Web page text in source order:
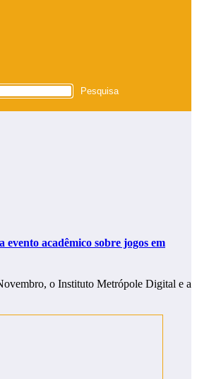
acadêmico sobre jogos em
o Instituto Metrópole Digital e a